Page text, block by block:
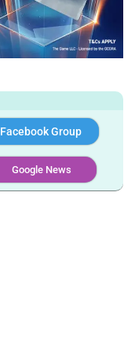
Facebook Group
Google News